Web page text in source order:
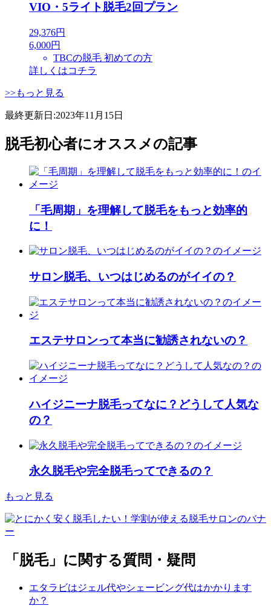
VIO・5ライト脱毛2回プラン
29,376円
6,000円
TBCの脱毛 初めての方
詳しくはコチラ
>>もっと見る
最終更新日:2023年11月15日
脱毛初心者にオススメの記事
「毛周期」を理解して脱毛をもっと効率的
に！
サロン脱毛、いつはじめるのがイイの？
エステサロンって本当に勧誘されないの？
ハイジニーナ脱毛ってなに？どうして人気な
の？
永久脱毛や完全脱毛ってできるの？
もっと見る
「脱毛」に関する質問・疑問
エタラビはジェル代やシェービング代はかかります
か？